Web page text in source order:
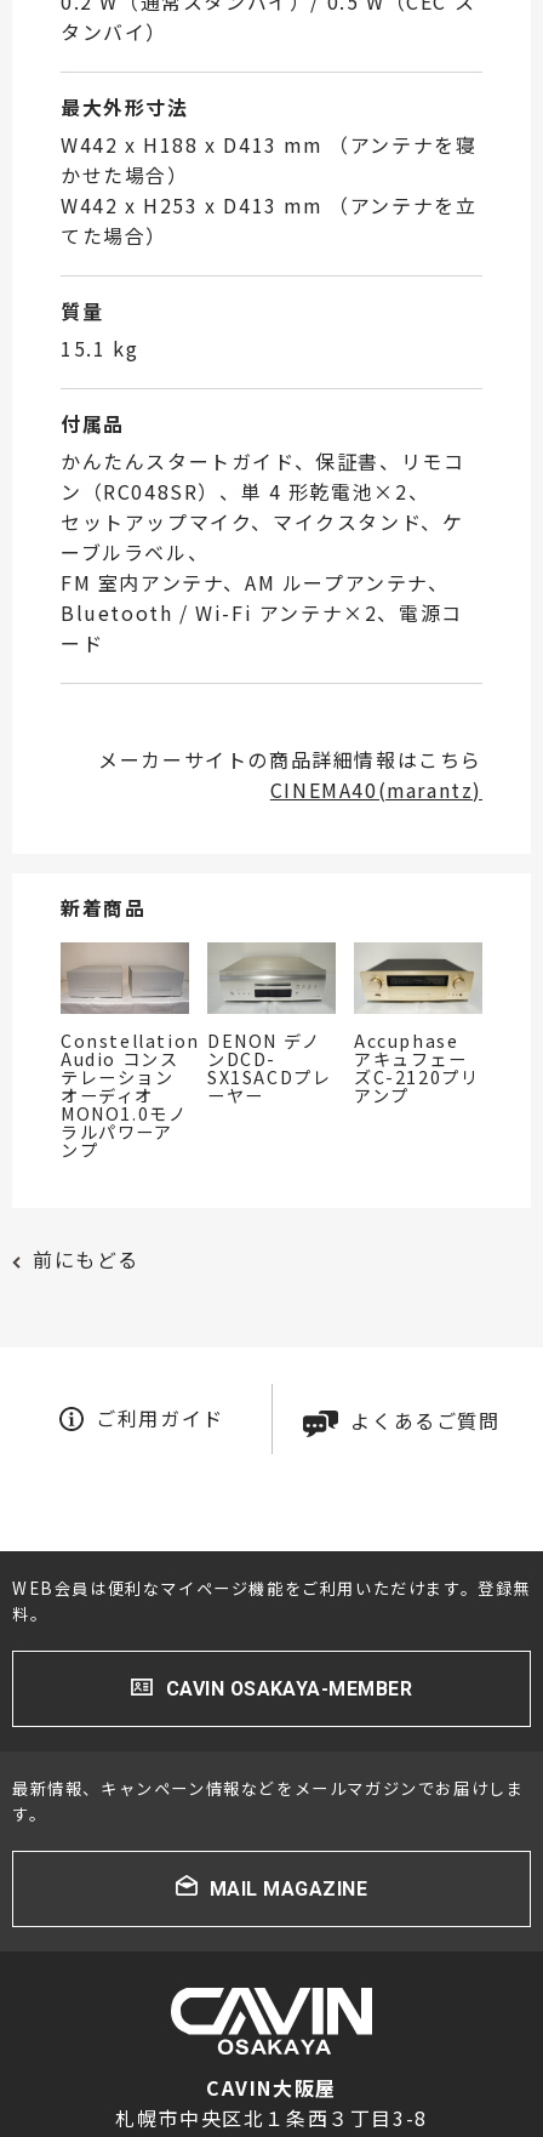
タンバイ）
最大外形寸法
W442 x H188 x D413 mm （アンテナを寝
かせた場合）
W442 x H253 x D413 mm （アンテナを立
てた場合）
質量
15.1 kg
付属品
かんたんスタートガイド、保証書、リモコ
ン（RC048SR）、単 4 形乾電池×2、
セットアップマイク、マイクスタンド、ケ
ーブルラベル、
FM 室内アンテナ、AM ループアンテナ、
Bluetooth / Wi-Fi アンテナ×2、電源コ
ード
メーカーサイトの商品詳細情報はこちら
CINEMA40(marantz)
新着商品
Constellation
Audio コンス
テレーション
オーディオ
MONO1.0モノ
ラルパワーア
ンプ
DENON デノ
ンDCD-
SX1SACDプレ
ーヤー
Accuphase
アキュフェー
ズC-2120プリ
アンプ
前にもどる
ご利用ガイド よくあるご質問
WEB会員は便利なマイページ機能をご利用いただけます。登録無
料。
CAVIN OSAKAYA-MEMBER
最新情報、キャンペーン情報などをメールマガジンでお届けしま
す。
MAIL MAGAZINE
CAVIN大阪屋
札幌市中央区北１条西３丁目3-8